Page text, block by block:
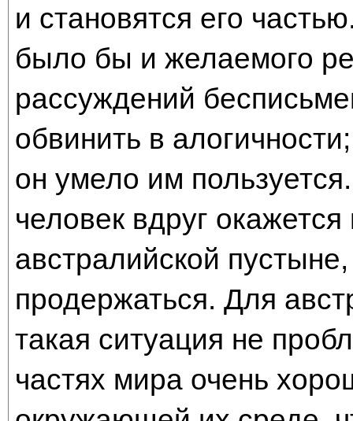
и становятся его
было бы и желаемого
рассуждений
обвинить в
он умело им
человек вдруг
австралийской
продержаться. Для
такая ситуация не
частях мира очень